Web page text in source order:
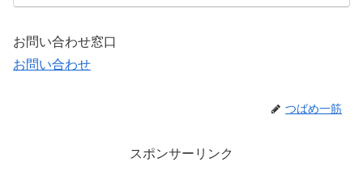
お問い合わせ窓口
お問い合わせ
つばめ一筋
スポンサーリンク